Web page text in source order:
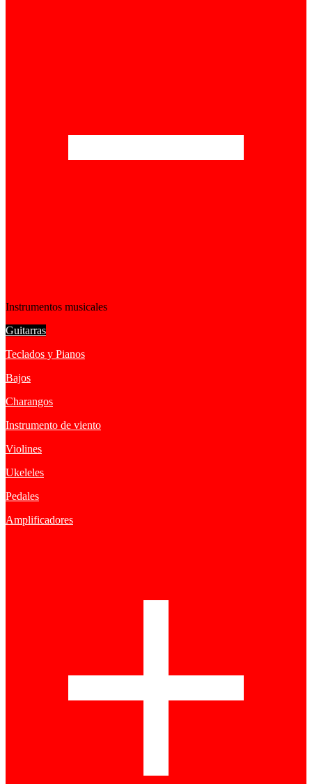
Instrumentos musicales
Guitarras
Teclados y Pianos
Bajos
Charangos
Instrumento de viento
Violines
Ukeleles
Pedales
Amplificadores